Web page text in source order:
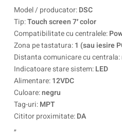
Model / producator:DSC
Tip:Touch screen 7′ color
Compatibilitate cu centralele:
Zona pe tastatura:1 (sau iesire
Distanta comunicare cu centrala:
Indicatoare stare sistem:LED
Alimentare:12VDC
Culoare:negru
Tag-uri:MPT
Cititor proximitate:DA
„